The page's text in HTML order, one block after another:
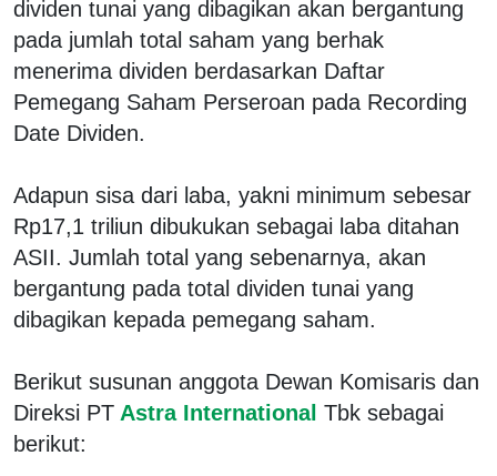
dividen tunai yang dibagikan akan bergantung
pada jumlah total saham yang berhak
menerima dividen berdasarkan Daftar
Pemegang Saham Perseroan pada Recording
Date Dividen.
Adapun sisa dari laba, yakni minimum sebesar
Rp17,1 triliun dibukukan sebagai laba ditahan
ASII. Jumlah total yang sebenarnya, akan
bergantung pada total dividen tunai yang
dibagikan kepada pemegang saham.
Berikut susunan anggota Dewan Komisaris dan
Direksi PT Astra International Tbk sebagai
berikut: